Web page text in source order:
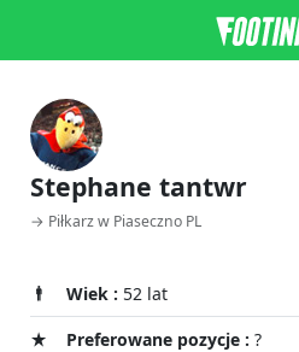
Stephane tantwr
→ Piłkarz w Piaseczno PL
Wiek : 52 lat
Preferowane pozycje : ?